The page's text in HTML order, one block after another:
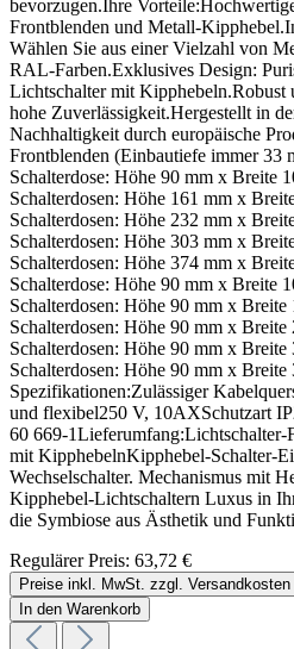
bevorzugen.Ihre
Frontblenden und Metall-
Wählen Sie aus einer Vielzahl von
RAL-Farben.Exklusives Design:
Lichtschalter mit
hohe Zuverlässigkeit.Hergestellt in
Nachhaltigkeit durch europäische
Frontblenden (Einbautiefe immer 33
Schalterdose: Höhe 90 mm x Breite
Schalterdosen: Höhe 161 mm x
Schalterdosen: Höhe 232 mm x
Schalterdosen: Höhe 303 mm x
Schalterdosen: Höhe 374 mm x
Schalterdose: Höhe 90 mm x Breite
Schalterdosen: Höhe 90 mm x
Schalterdosen: Höhe 90 mm x
Schalterdosen: Höhe 90 mm x
Schalterdosen: Höhe 90 mm x Breite
Spezifikationen:Zulässiger
und flexibel250 V, 10AXSchutzart
60 669-1Lieferumfang:Lichtschalter-
mit KipphebelnKipphebel-Schalter-
Wechselschalter. Mechanismus mit
Kipphebel-Lichtschaltern Luxus in
die Symbiose aus Ästhetik und
Regulärer Preis: 63,72 €
Preise inkl. MwSt. zzgl. Versandkosten
In den Warenkorb